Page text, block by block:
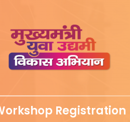
Registration